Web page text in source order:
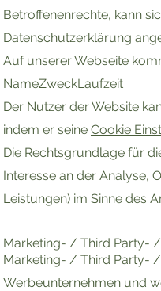
Betroffenenrechte, kann
Datenschutzerklärung
Auf unserer Webseite
NameZweckLaufzeit
Der Nutzer der Website
indem er seine Cookie
Die Rechtsgrundlage für
Interesse an der Analyse,
Leistungen) im Sinne des
Marketing- / Third Party-
Marketing- / Third Party-
Werbeunternehmen und